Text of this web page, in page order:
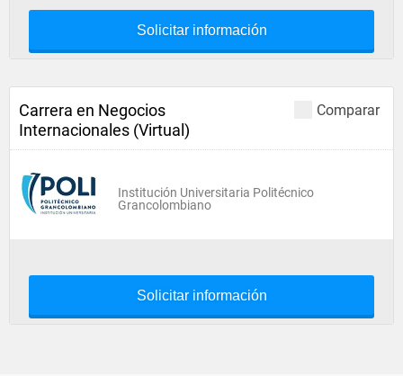
Solicitar información
Comparar
Carrera en Negocios
Internacionales (Virtual)
Institución Universitaria Politécnico
Grancolombiano
Solicitar información